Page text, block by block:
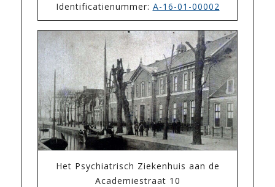
Identificatienummer: A-16-01-00002
Het Psychiatrisch Ziekenhuis aan de
Academiestraat 10